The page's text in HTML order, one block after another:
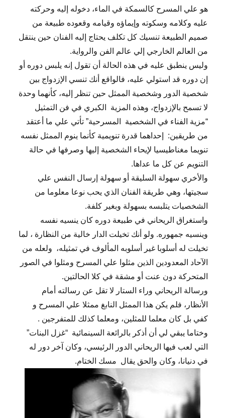
هو علي المسرح كالسمكة في الماء، دخوله إليه وحركته
عليه وكلامه وسكوته وإيماؤه وقيامه وقعوده طبيعة من
صميم الطبيعة تنسيك كل تكلف يحتاج إليه الفنان حين ينتقل
من العالم الخارجي إلي عالم الفن والرواية.
وليس ينطبق عليه في هذه الحالة أن تقول إنه يلبس دوره أو
إن دوره قد استولي عليه، فالواقع أنك تنسي الإزدواج بين
شخصية الدور وشخصية الممثل حين تنظر إليه، كأنهما وحدة
لا تسمح بالإزدواج، وهذه المزية الكبري في فن التمثيل
“مزية الفناء في الشخصية المسرحية” تأتي علي ما أعتقد
من طريقين: إحداهما قدرة تنويمية كأنما ينوم الممثل نفسه
تنويما مغناطيسيا لإيحاء الشخصية إليها وصرفها في حالة
التنويم عن كل ما عداها.
والأخري سهولة السليقة أو سهولة إرسال النفس علي
سجيتها، وهي طريقة الفنان الذي يحب نوعا معلوما من
الشخصيات يتلبسه بسهولة وبغير كلفة.
واستغراق الريحاني في طبيعة دوره كان ينسيه نفسه
وينسيه جمهوره. ولو أنك تخيلت الدار خالية من النظارة ، لما
تخيلت له أسلوبا غير أسلوبه المألوف في تمثيله، ولعله من
الآحاد المعدودين الذين مثلوا علي المسرح ومثلوا في الصور
المتحركة دون عنت أو مشقة في كلا الحالتين.
ورسالة الريحاني وراء الستار لا تقل عن رسالته أمام
الأنظار، فلم يكن هذا الممثل النابغ ممثلا علي المسرح و
كفي بل كان معلما للمثلين، ومعلما كذلك للمتفرجين .
وختاما يبقي لي أن أذكر بالرائعة السينمائية “غزل البنات”
التي لعب فيها الريحاني الدور الرئيسي، وكان آخر دور له
في دنيانا، وكان والحق يقال مسك الختام.